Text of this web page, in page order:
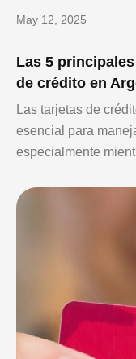
Las 5
de crédito en
May 12, 2025
Las tarjetas de
esencial para
especialmente